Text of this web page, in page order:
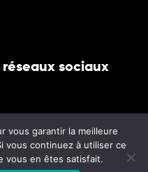
sociaux
vous garantir la meilleure
vous continuez à utiliser ce
vous en êtes satisfait.